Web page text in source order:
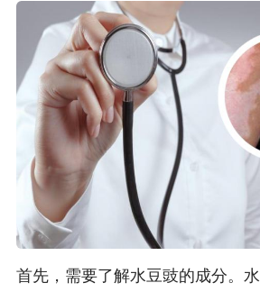
首先，需要了解水豆豉的成分。